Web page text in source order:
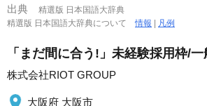
出典
精選版 日本国語大辞典
精選版 日本国語大辞典について情報 凡例
「まだ間に合う!」未経験採用枠/
株式会社RIOT GROUP
大阪府 大阪市